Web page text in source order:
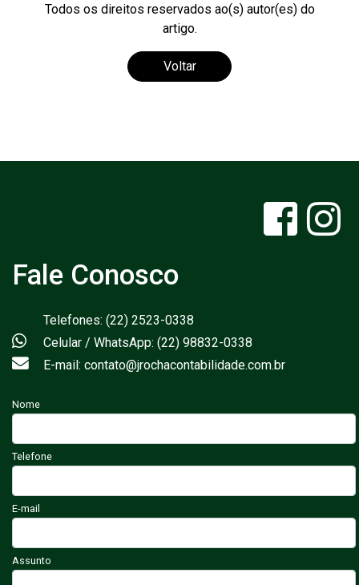
Todos os direitos reservados ao(s) autor(es) do
artigo.
Voltar
Fale Conosco
Telefones: (22) 2523-0338
Celular / WhatsApp: (22) 98832-0338
E-mail: contato@jrochacontabilidade.com.br
Nome
Telefone
E-mail
Assunto